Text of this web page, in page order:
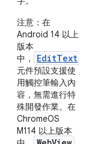
注意： 在
Android 14 以上
版本
中，
EditText
元件預設支援使
用觸控筆輸入內
容，無需進行特
殊開發作業。在
ChromeOS
M114 以上版本